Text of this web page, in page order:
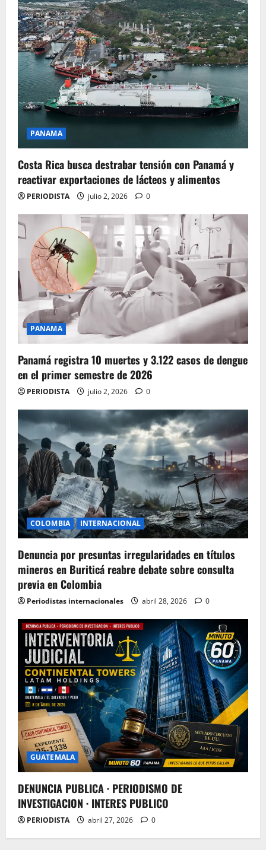
PANAMA
Costa Rica busca destrabar tensión con Panamá y
reactivar exportaciones de lácteos y alimentos
PERIODISTA julio 2, 2026 0
PANAMA
Panamá registra 10 muertes y 3.122 casos de dengue
en el primer semestre de 2026
PERIODISTA julio 2, 2026 0
COLOMBIA INTERNACIONAL
Denuncia por presuntas irregularidades en títulos
mineros en Buriticá reabre debate sobre consulta
previa en Colombia
Periodistas internacionales abril 28, 2026 0
GUATEMALA
DENUNCIA PUBLICA · PERIODISMO DE
INVESTIGACION · INTERES PUBLICO
PERIODISTA abril 27, 2026 0